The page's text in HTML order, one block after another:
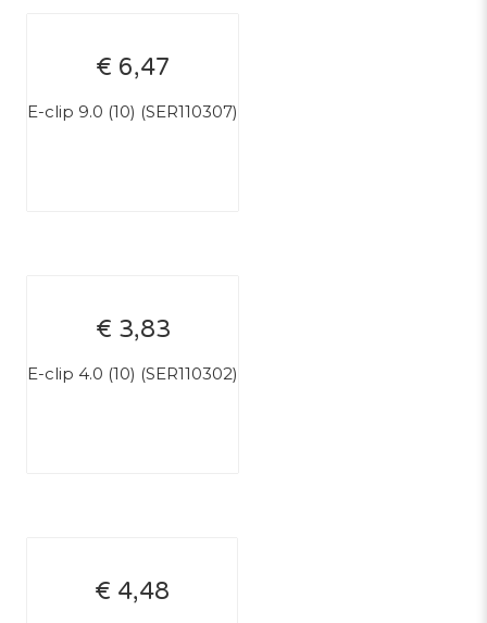
€ 6,47
E-clip 9.0 (10) (SER110307)
€ 3,83
E-clip 4.0 (10) (SER110302)
€ 4,48